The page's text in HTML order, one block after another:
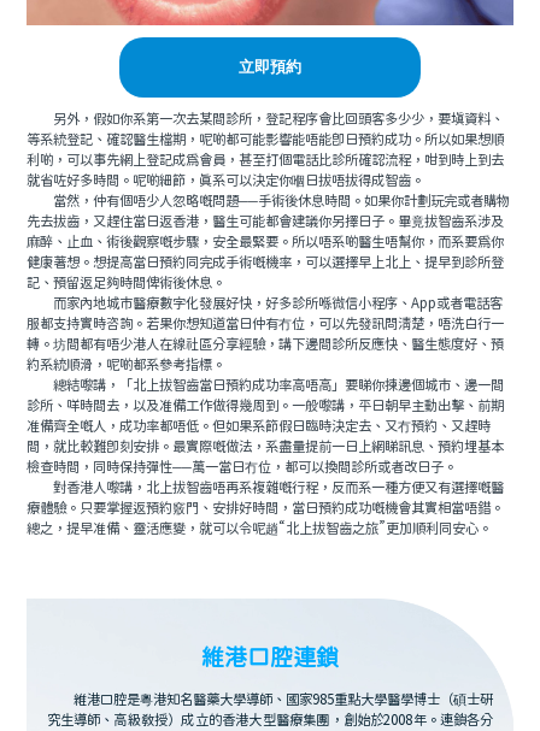
立即預約
另外，假如你系第一次去某間診所，登記程序會比回頭客多少少，要填資料、
等系統登記、確認醫生檔期，呢啲都可能影響能唔能即日預約成功。所以如果想順
利啲，可以事先網上登記成爲會員，甚至打個電話比診所確認流程，咁到時上到去
就省咗好多時間。呢啲細節，真系可以決定你嗰日拔唔拔得成智齒。
當然，仲有個唔少人忽略嘅問題──手術後休息時間。如果你計劃玩完或者購物
先去拔齒，又趕住當日返香港，醫生可能都會建議你另擇日子。畢竟拔智齒系涉及
麻醉、止血、術後觀察嘅步驟，安全最緊要。所以唔系啲醫生唔幫你，而系要爲你
健康著想。想提高當日預約同完成手術嘅機率，可以選擇早上北上、提早到診所登
記、預留返足夠時間俾術後休息。
而家內地城市醫療數字化發展好快，好多診所喺微信小程序、App或者電話客
服都支持實時咨詢。若果你想知道當日仲有冇位，可以先發訊問清楚，唔洗白行一
轉。坊間都有唔少港人在線社區分享經驗，講下邊間診所反應快、醫生態度好、預
約系統順滑，呢啲都系參考指標。
總結嚟講，「北上拔智齒當日預約成功率高唔高」要睇你揀邊個城市、邊一間
診所、咩時間去，以及准備工作做得幾周到。一般嚟講，平日朝早主動出擊、前期
准備齊全嘅人，成功率都唔低。但如果系節假日臨時決定去、又冇預約、又趕時
間，就比較難即刻安排。最實際嘅做法，系盡量提前一日上網睇訊息、預約埋基本
檢查時間，同時保持彈性──萬一當日冇位，都可以換間診所或者改日子。
對香港人嚟講，北上拔智齒唔再系複雜嘅行程，反而系一種方便又有選擇嘅醫
療體驗。只要掌握返預約竅門、安排好時間，當日預約成功嘅機會其實相當唔錯。
總之，提早准備、靈活應變，就可以令呢趟“北上拔智齒之旅”更加順利同安心。
維港口腔連鎖
維港口腔是粵港知名醫藥大學導師、國家985重點大學醫學博士（碩士研
究生導師、高級教授）成立的香港大型醫療集團，創始於2008年。連鎖各分